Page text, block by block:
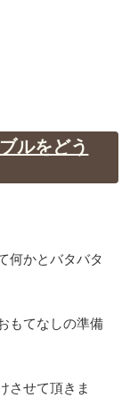
ルをどう
何かとバタバタ
もてなしの準備
させて頂きま